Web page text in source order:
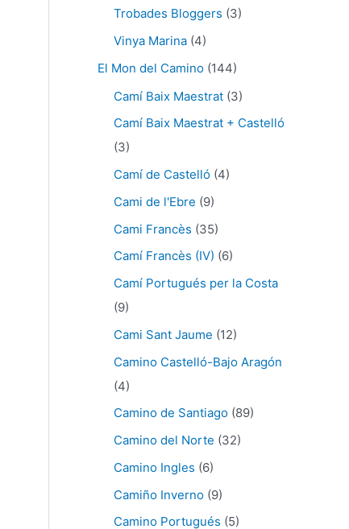
Trobades Bloggers (3)
Vinya Marina (4)
El Mon del Camino (144)
Camí Baix Maestrat (3)
Camí Baix Maestrat + Castelló
(3)
Camí de Castelló (4)
Cami de l'Ebre (9)
Cami Francès (35)
Camí Francès (IV) (6)
Camí Portugués per la Costa
(9)
Cami Sant Jaume (12)
Camino Castelló-Bajo Aragón
(4)
Camino de Santiago (89)
Camino del Norte (32)
Camino Ingles (6)
Camiño Inverno (9)
Camino Portugués (5)